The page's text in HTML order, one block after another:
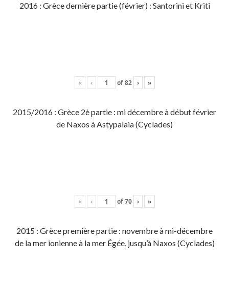
2016 : Grèce dernière partie (février) : Santorini et Kriti
« ‹ of82 › »
2015/2016 : Grèce 2è partie : mi décembre à début février
de Naxos à Astypalaia (Cyclades)
« ‹ of70 › »
2015 : Grèce première partie : novembre à mi-décembre
de la mer ionienne à la mer Égée, jusqu’à Naxos (Cyclades)